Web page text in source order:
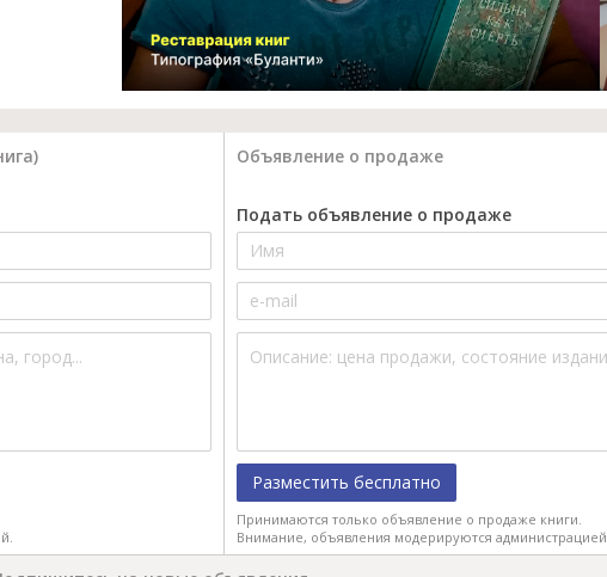
Объявление о продаже
Подать объявление о продаже
Разместить бесплатно
Принимаются только объявление о продаже книги.
Внимание, объявления модерируются администрацией.